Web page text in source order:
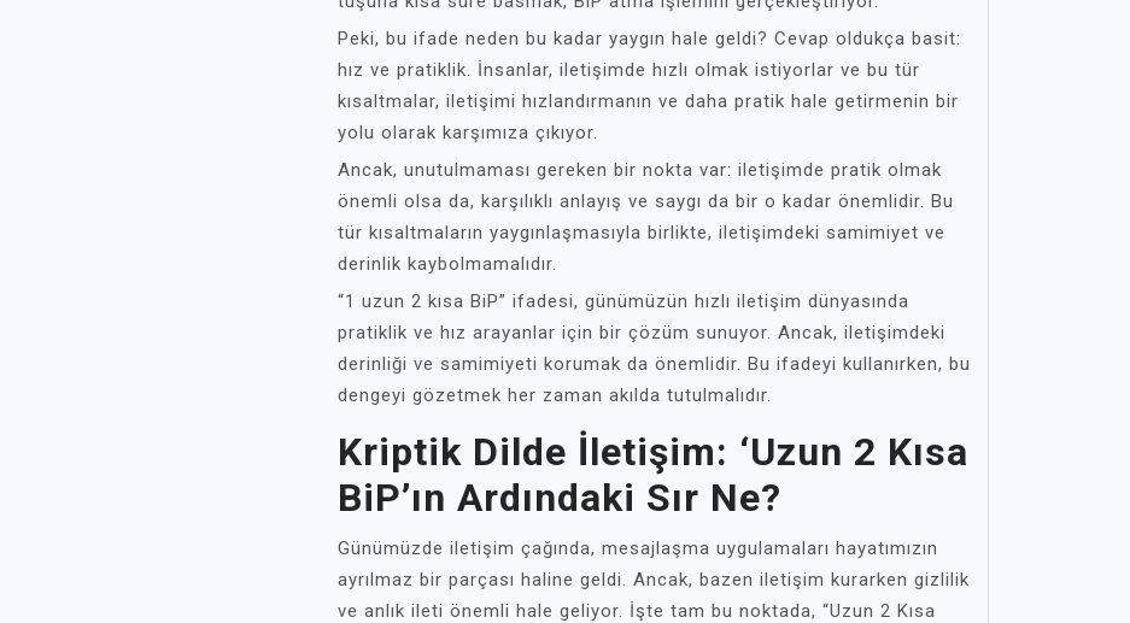
Peki, bu ifade neden bu kadar yaygın hale geldi? Cevap oldukça basit:
hız ve pratiklik. İnsanlar, iletişimde hızlı olmak istiyorlar ve bu tür
kısaltmalar, iletişimi hızlandırmanın ve daha pratik hale getirmenin bir
yolu olarak karşımıza çıkıyor.
Ancak, unutulmaması gereken bir nokta var: iletişimde pratik olmak
önemli olsa da, karşılıklı anlayış ve saygı da bir o kadar önemlidir. Bu
tür kısaltmaların yaygınlaşmasıyla birlikte, iletişimdeki samimiyet ve
derinlik kaybolmamalıdır.
“1 uzun 2 kısa BiP” ifadesi, günümüzün hızlı iletişim dünyasında
pratiklik ve hız arayanlar için bir çözüm sunuyor. Ancak, iletişimdeki
derinliği ve samimiyeti korumak da önemlidir. Bu ifadeyi kullanırken, bu
dengeyi gözetmek her zaman akılda tutulmalıdır.
Kriptik Dilde İletişim: ‘Uzun 2 Kısa
BiP’ın Ardındaki Sır Ne?
Günümüzde iletişim çağında, mesajlaşma uygulamaları hayatımızın
ayrılmaz bir parçası haline geldi. Ancak, bazen iletişim kurarken gizlilik
ve anlık ileti önemli hale geliyor. İşte tam bu noktada, “Uzun 2 Kısa